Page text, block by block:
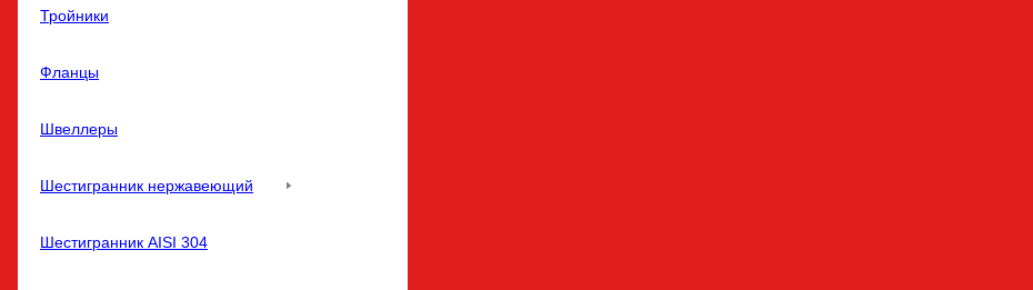
Тройники
Фланцы
Швеллеры
Шестигранник нержавеющий
Шестигранник AISI 304